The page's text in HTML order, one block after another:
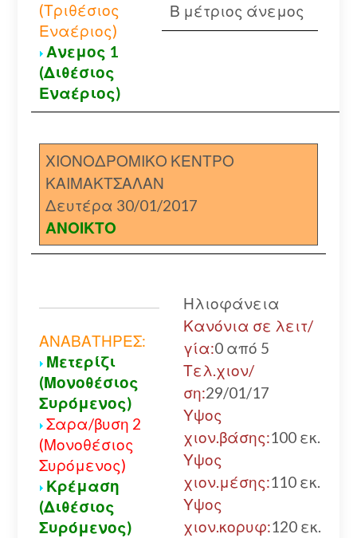
(Τριθέσιος
Εναέριος)
Ανεμος 1
(Διθέσιος
Εναέριος)
Β μέτριος άνεμος
ΧΙΟΝΟΔΡΟΜΙΚΟ ΚΕΝΤΡΟ
ΚΑΙΜΑΚΤΣΑΛΑΝ
Δευτέρα 30/01/2017
ΑΝΟΙΚΤΟ
ΑΝΑΒΑΤΗΡΕΣ:
Μετερίζι
(Μονοθέσιος
Συρόμενος)
Σαρα/βυση 2
(Μονοθέσιος
Συρόμενος)
Κρέμαση
(Διθέσιος
Συρόμενος)
Ηλιοφάνεια
Κανόνια σε λειτ/
γία:0 από 5
Τελ.χιον/
ση:29/01/17
Υψος
χιον.βάσης:100 εκ.
Υψος
χιον.μέσης:110 εκ.
Υψος
χιον.κορυφ:120 εκ.